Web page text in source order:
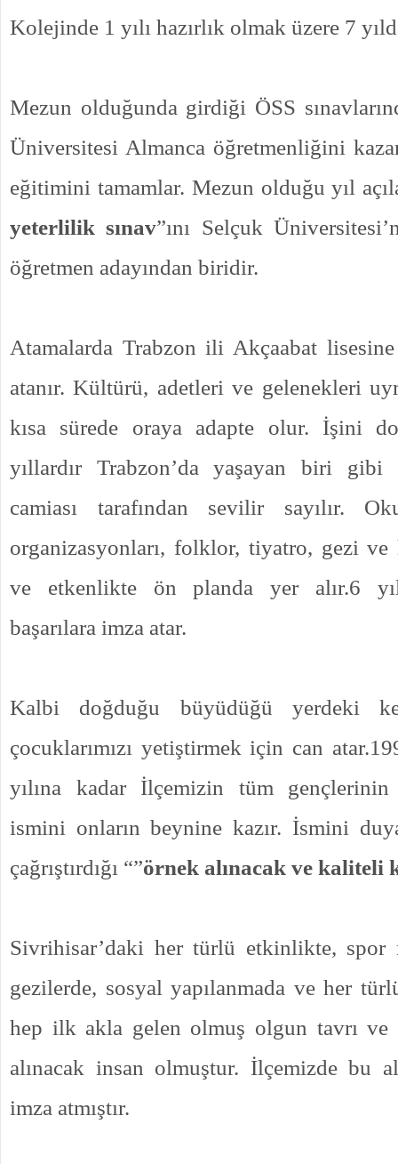
Kolejinde 1 yılı hazırlık olmak üzere 7
Mezun olduğunda girdiği ÖSS
Üniversitesi Almanca öğretmenliğini
eğitimini tamamlar. Mezun olduğu yıl
yeterlilik sınav”ını Selçuk
öğretmen adayından biridir.
Atamalarda Trabzon ili Akçaabat
atanır. Kültürü, adetleri ve gelenekleri
kısa sürede oraya adapte olur. İşini
yıllardır Trabzon’da yaşayan biri
camiası tarafından sevilir sayılır.
organizasyonları, folklor, tiyatro, gezi
ve etkenlikte ön planda yer alır.6
başarılara imza atar.
Kalbi doğduğu büyüdüğü yerdeki
çocuklarımızı yetiştirmek için can
yılına kadar İlçemizin tüm gençlerinin
ismini onların beynine kazır. İsmini
çağrıştırdığı “”örnek alınacak ve
Sivrihisar’daki her türlü etkinlikte, spor
gezilerde, sosyal yapılanmada ve her
hep ilk akla gelen olmuş olgun tavrı
alınacak insan olmuştur. İlçemizde bu
imza atmıştır.